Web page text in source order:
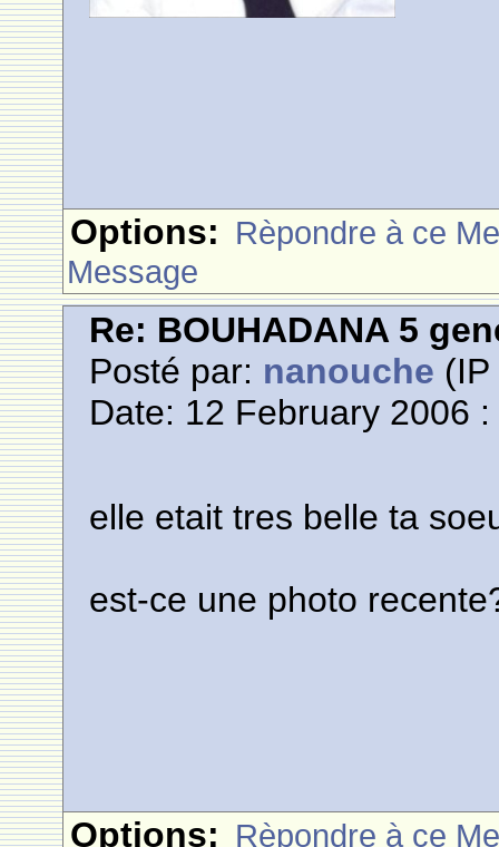
Options: Rèpondre à ce
Message
Re: BOUHADANA 5
Posté par: nanouche
Date: 12 February 2006
elle etait tres belle ta
est-ce une photo
Options: Rèpondre à ce